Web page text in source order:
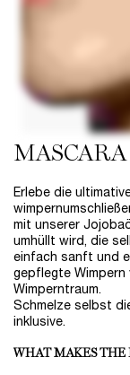
Erlebe die
mit unserer
umhüllt wird, die
einfach sanft und
gepflegte Wimpern
Wimperntraum.
Schmelze selbst
inklusive.
WHAT MAKES THE